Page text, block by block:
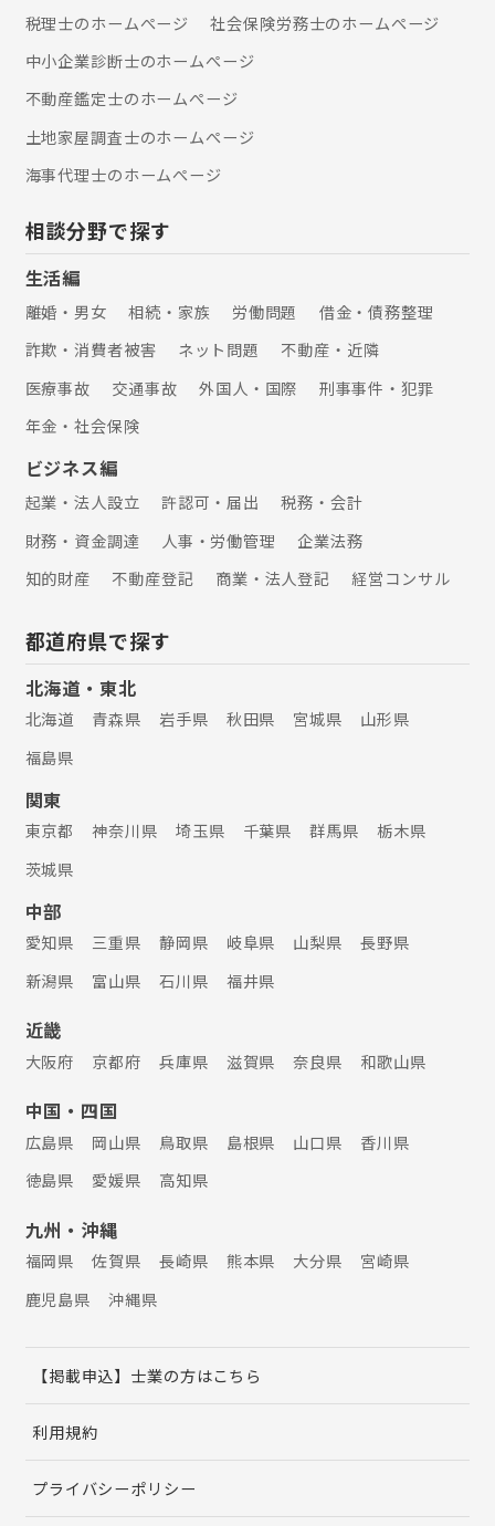
税理士のホームぺージ
社会保険労務士のホームぺージ
中小企業診断士のホームぺージ
不動産鑑定士のホームぺージ
土地家屋調査士のホームぺージ
海事代理士のホームぺージ
相談分野で探す
生活編
離婚・男女 相続・家族 労働問題
借金・債務整理
詐欺・消費者被害
ネット問題
不動産・近隣
医療事故
交通事故 外国人・国際
刑事事件・犯罪
年金・社会保険
ビジネス編
起業・法人設立 許認可・届出
税務・会計
財務・資金調達
人事・労働管理
企業法務
知的財産
不動産登記 商業・法人登記 経営コンサル
都道府県で探す
北海道・東北
北海道 青森県 岩手県 秋田県 宮城県
山形県
福島県
関東
東京都 神奈川県 埼玉県 千葉県 群馬県
栃木県
茨城県
中部
愛知県 三重県 静岡県 岐阜県 山梨県
長野県
新潟県
富山県 石川県 福井県
近畿
大阪府 京都府 兵庫県 滋賀県 奈良県 和歌山県
中国・四国
広島県 岡山県 鳥取県 島根県 山口県
香川県
徳島県
愛媛県 高知県
九州・沖縄
福岡県 佐賀県 長崎県 熊本県 大分県
宮崎県
鹿児島県
沖縄県
【掲載申込】士業の方はこちら
利用規約
プライバシーポリシー